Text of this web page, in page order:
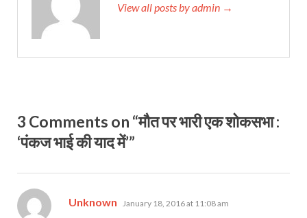
View all posts by admin →
3 Comments on “मौत पर भारी एक शोकसभा :
‘पंकज भाई की याद में’”
Unknown says:
January 18, 2016 at 11:08 am